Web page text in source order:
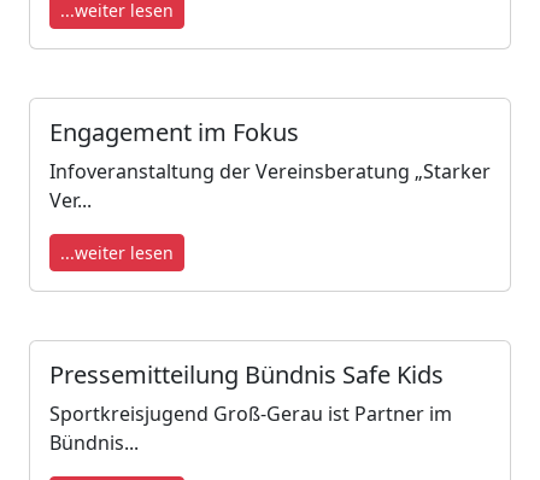
...weiter lesen
Engagement im Fokus
Infoveranstaltung der Vereinsberatung „Starker
Ver...
...weiter lesen
Pressemitteilung Bündnis Safe Kids
Sportkreisjugend Groß-Gerau ist Partner im
Bündnis...